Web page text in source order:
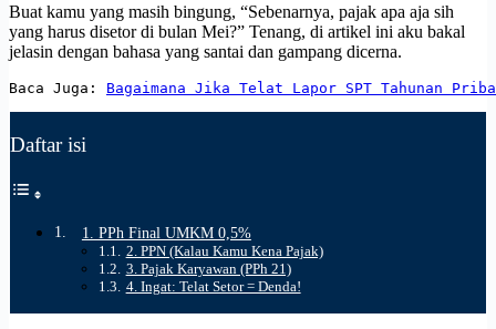
Buat kamu yang masih bingung, “Sebenarnya, pajak apa aja sih
yang harus disetor di bulan Mei?” Tenang, di artikel ini aku bakal
jelasin dengan bahasa yang santai dan gampang dicerna.
Baca Juga: Bagaimana Jika Telat Lapor SPT Tahunan
Daftar isi
1. PPh Final UMKM 0,5%
2. PPN (Kalau Kamu Kena Pajak)
3. Pajak Karyawan (PPh 21)
4. Ingat: Telat Setor = Denda!